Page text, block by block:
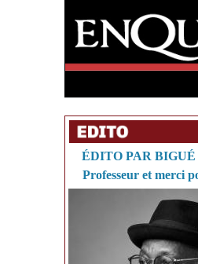
ÉDITO PAR BIGUÉ
Professeur et merci